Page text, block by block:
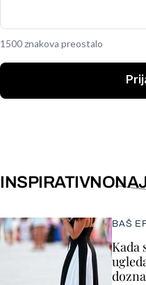
1500 znakova preostalo
INSPIRATIVNO
BAŠ
Kada